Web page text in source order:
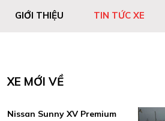
GIỚI THIỆU TIN TỨC XE
XE MỚI VỀ
Nissan Sunny XV Premium